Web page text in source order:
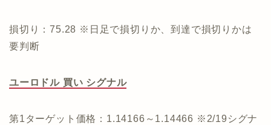
損切り：75.28 ※日足で損切りか、到達で損切りかは
要判断
ユーロドル 買い シグナル
第1ターゲット価格：1.14166～1.14466 ※2/19シグナ